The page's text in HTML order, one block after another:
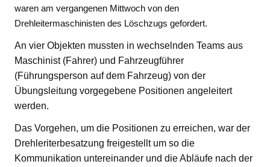
waren am vergangenen Mittwoch von den
Drehleitermaschinisten des Löschzugs gefordert.
An vier Objekten mussten in wechselnden Teams aus
Maschinist (Fahrer) und Fahrzeugführer
(Führungsperson auf dem Fahrzeug) von der
Übungsleitung vorgegebene Positionen angeleitert
werden.
Das Vorgehen, um die Positionen zu erreichen, war der
Drehleriterbesatzung freigestellt um so die
Kommunikation untereinander und die Abläufe nach der